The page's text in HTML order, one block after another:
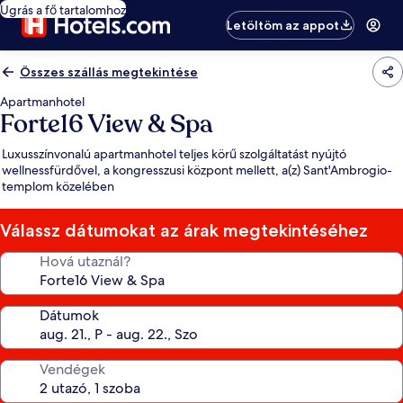
Ugrás a fő tartalomhoz
Letöltöm az appot
Összes szállás megtekintése
Apartmanhotel
Forte16 View & Spa
Luxusszínvonalú apartmanhotel teljes körű szolgáltatást nyújtó
wellnessfürdővel, a kongresszusi központ mellett, a(z) Sant'Ambrogio-
templom közelében
Válassz dátumokat az árak megtekintéséhez
Hová utaznál?
Dátumok
Vendégek